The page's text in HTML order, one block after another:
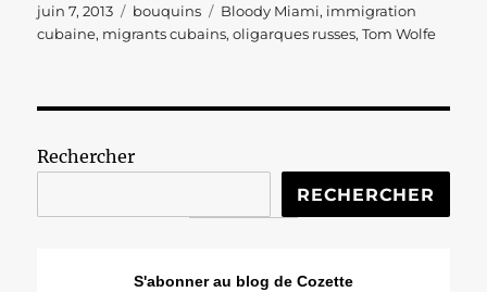
Publié
le
juin 7, 2013 Catégories
bouquins Étiquettes
Bloody Miami, immigration
cubaine, migrants cubains,oligarques russes,Tom Wolfe
Rechercher
RECHERCHER
S'abonner au blog de Cozette